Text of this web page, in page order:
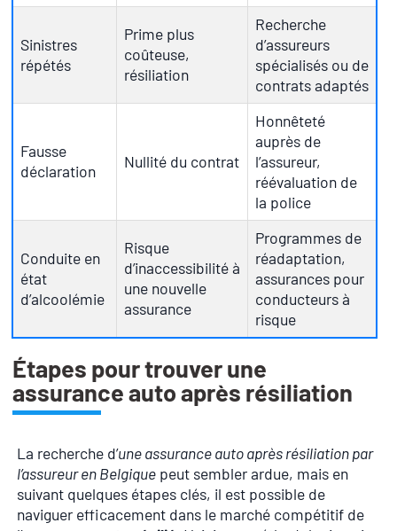
Sinistres
répétés
Prime plus
coûteuse,
résiliation
Recherche
d’assureurs
spécialisés ou de
contrats adaptés
Fausse
déclaration
Nullité du contrat
Honnêteté
auprès de
l’assureur,
réévaluation de
la police
Conduite en
état
d’alcoolémie
Risque
d’inaccessibilité à
une nouvelle
assurance
Programmes de
réadaptation,
assurances pour
conducteurs à
risque
Étapes pour trouver une
assurance auto après résiliation
La recherche d’une assurance auto après résiliation par
l’assureur en Belgique peut sembler ardue, mais en
suivant quelques étapes clés, il est possible de
naviguer efficacement dans le marché compétitif de